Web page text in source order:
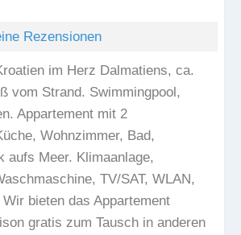
Rezensionen
im Herz Dalmatiens, ca.
vom Strand. Swimmingpool,
Appartement mit 2
Wohnzimmer, Bad,
aufs Meer. Klimaanlage,
TV/SAT, WLAN,
bieten das Appartement
gratis zum Tausch in anderen